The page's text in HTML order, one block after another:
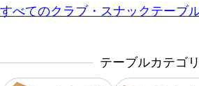
すべてのクラブ・スナックテーブ
テーブルカテゴ